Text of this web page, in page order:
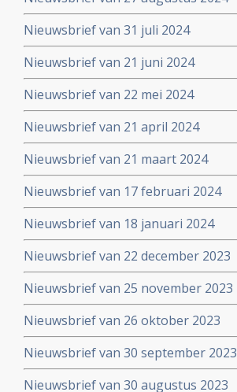
Nieuwsbrief van 31 juli 2024
Nieuwsbrief van 21 juni 2024
Nieuwsbrief van 22 mei 2024
Nieuwsbrief van 21 april 2024
Nieuwsbrief van 21 maart 2024
Nieuwsbrief van 17 februari 2024
Nieuwsbrief van 18 januari 2024
Nieuwsbrief van 22 december 2023
Nieuwsbrief van 25 november 2023
Nieuwsbrief van 26 oktober 2023
Nieuwsbrief van 30 september 2023
Nieuwsbrief van 30 augustus 2023